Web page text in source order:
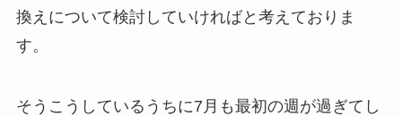
換えについて検討していければと考えておりま
す。
そうこうしているうちに7月も最初の週が過ぎてし